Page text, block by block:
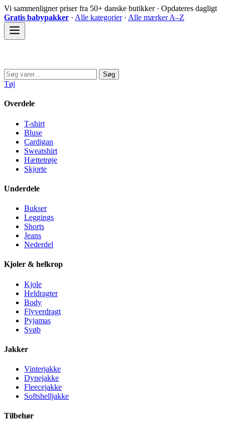
Spring
til
indhold
Vi sammenligner priser fra 50+ danske butikker · Opdateres dagligt
Gratis babypakker · Alle kategorier· Alle mærker A–Z
Søg
efter:
Søg
Tøj
Overdele
T-shirt
Bluse
Cardigan
Sweatshirt
Hættetrøje
Skjorte
Underdele
Bukser
Leggings
Shorts
Jeans
Nederdel
Kjoler & helkrop
Kjole
Heldragter
Body
Flyverdragt
Pyjamas
Svøb
Jakker
Vinterjakke
Dynejakke
Fleecejakke
Softshelljakke
Tilbehør